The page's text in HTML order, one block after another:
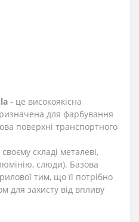
- це високоякісна
для фарбування
поверхні транспортного
складі металеві,
слюди). Базова
тим, що її потрібно
для захисту від впливу